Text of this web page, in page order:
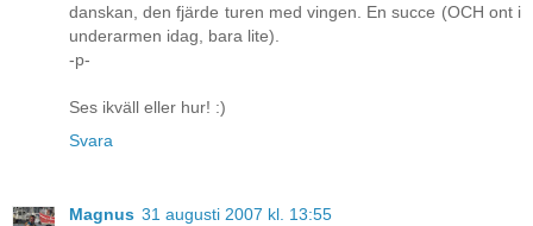
danskan, den fjärde turen med vingen. En succe (OCH ont i
underarmen idag, bara lite).
-p-
Ses ikväll eller hur! :)
Svara
Magnus 31 augusti 2007 kl. 13:55